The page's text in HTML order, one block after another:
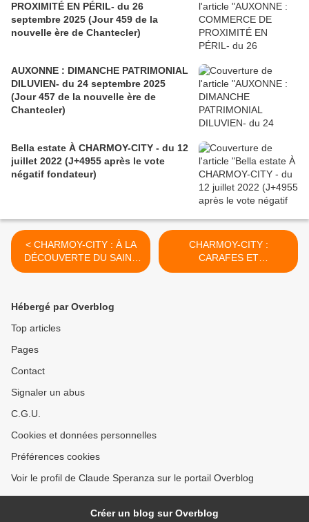
PROXIMITÉ EN PÉRIL- du 26
septembre 2025 (Jour 459 de la
nouvelle ère de Chantecler)
AUXONNE : DIMANCHE PATRIMONIAL
DILUVIEN- du 24 septembre 2025
(Jour 457 de la nouvelle ère de
Chantecler)
Bella estate À CHARMOY-CITY - du 12
juillet 2022 (J+4955 après le vote
négatif fondateur)
< CHARMOY-CITY : À LA
DÉCOUVERTE DU SAINT
DE L’ « ÉCHO DE LA
le vote négatif fondateur)
CHARMOY-CITY :
CARAFES ET
COMMUNICATION - du 13
Hébergé par Overblog
Top articles
Pages
Contact
Signaler un abus
C.G.U.
Cookies et données personnelles
Préférences cookies
Voir le profil de Claude Speranza sur le portail Overblog
Créer un blog sur Overblog